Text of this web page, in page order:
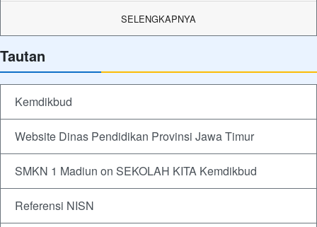
SELENGKAPNYA
Tautan
Kemdikbud
Website Dinas Pendidikan Provinsi Jawa Timur
SMKN 1 Madiun on SEKOLAH KITA Kemdikbud
Referensi NISN